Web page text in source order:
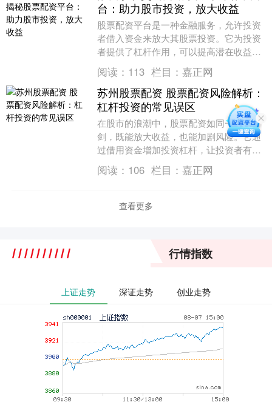
台：助力股市投资，放大收益
股票配资平台是一种金融服务，允许投资
者借入资金来放大其股票投资。它为投资
者提供了杠杆作用，可以提高潜在收益，
但也增加了风险。 * **雪球配资：**老牌配
资平台....
阅读： 113 栏目： 嘉正网
苏州股票配资 股票配资风险解析：
杠杆投资的常见误区
在股市的浪潮中，股票配资如同一把双刃
剑，既能放大收益，也能加剧风险。它通
过借用资金增加投资杠杆，让投资者有机
会以较小的本金撬动更大的交易规模。然
而，许多投资者在....
阅读： 106 栏目： 嘉正网
查看更多
行情指数
上证走势 深证走势 创业走势